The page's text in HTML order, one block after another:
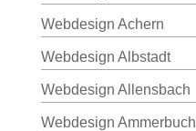
Webdesign Achern
Webdesign Albstadt
Webdesign Allensbach
Webdesign Ammerbuch